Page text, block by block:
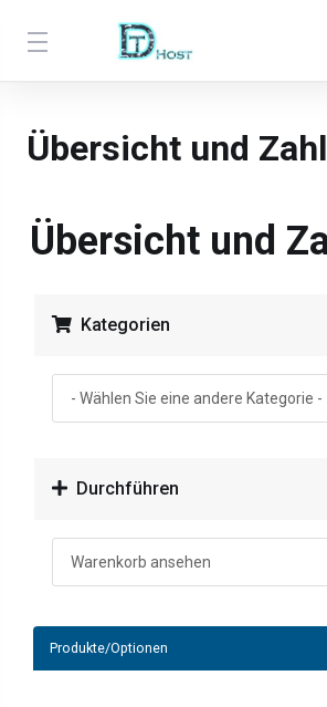
Übersicht und
Übersicht und
Kategorien
Durchführen
Produkte/Optionen